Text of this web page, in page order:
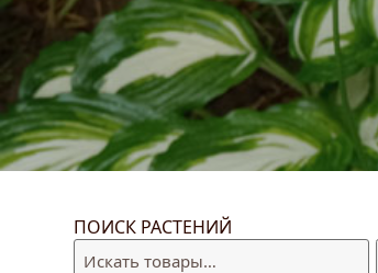
ПОИСК РАСТЕНИЙ